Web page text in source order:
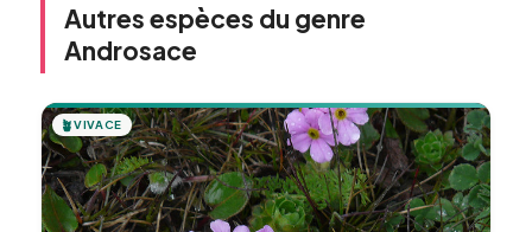
Autres espèces du genre
Androsace
🪴VIVACE